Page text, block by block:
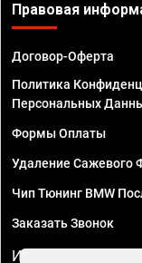
Правовая
Договор-Оферта
Политика
Персональных
Формы Оплаты
Удаление Сажевого
Чип Тюнинг BMW
Заказать Звонок
ИП Смирнов